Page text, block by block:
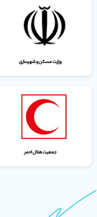
وزارت مسکن و شهرسازی
جمعیت هلال احمر